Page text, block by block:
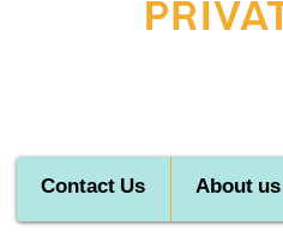
Contact Us About us